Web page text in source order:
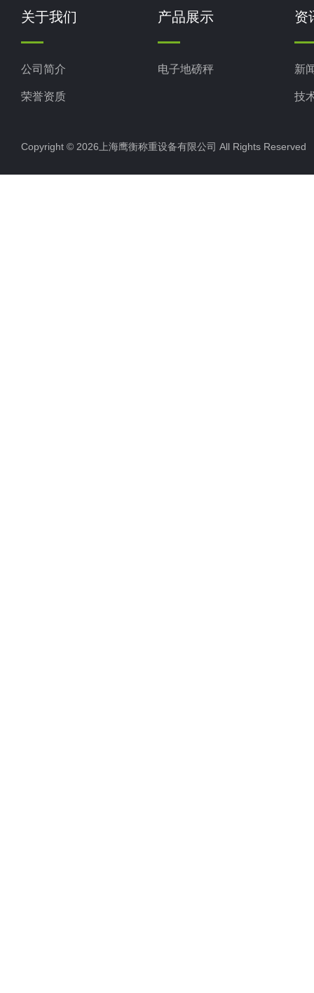
关于我们
公司简介
荣誉资质
产品展示
电子地磅秤
资
新
技
Copyright © 2026上海鹰衡称重设备有限公司 All Rights